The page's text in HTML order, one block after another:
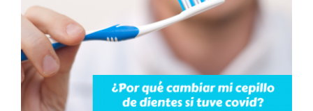
covid?
Blog